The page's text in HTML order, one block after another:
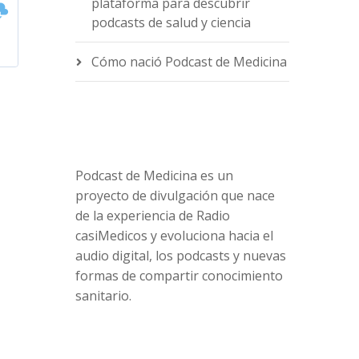
podcasts de salud y ciencia
Cómo nació Podcast de Medicina
Podcast de Medicina es un
proyecto de divulgación que nace
de la experiencia de Radio
casiMedicos y evoluciona hacia el
audio digital, los podcasts y nuevas
formas de compartir conocimiento
sanitario.